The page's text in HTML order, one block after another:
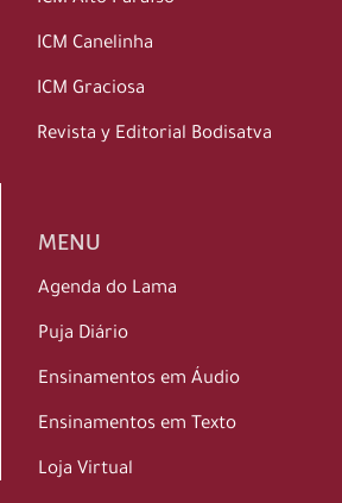
ICM Canelinha
ICM Graciosa
Revista y Editorial Bodisatva
MENU
Agenda do Lama
Puja Diário
Ensinamentos em Áudio
Ensinamentos em Texto
Loja Virtual